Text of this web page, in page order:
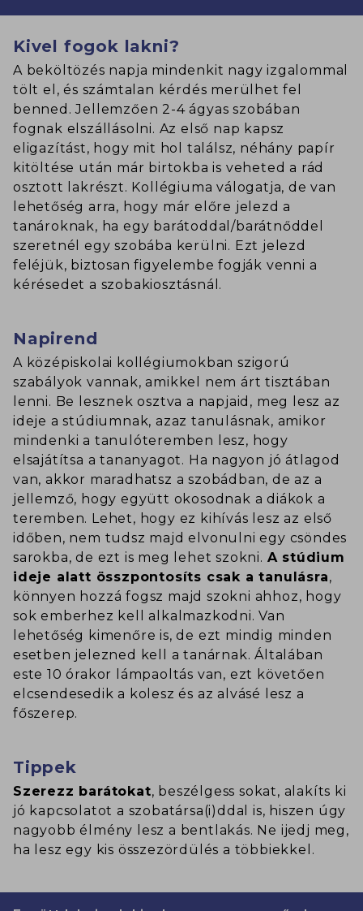
Kivel fogok lakni?
A beköltözés napja mindenkit nagy izgalommal
tölt el, és számtalan kérdés merülhet fel
benned. Jellemzően 2-4 ágyas szobában
fognak elszállásolni. Az első nap kapsz
eligazítást, hogy mit hol találsz, néhány papír
kitöltése után már birtokba is veheted a rád
osztott lakrészt. Kollégiuma válogatja, de van
lehetőség arra, hogy már előre jelezd a
tanároknak, ha egy barátoddal/barátnőddel
szeretnél egy szobába kerülni. Ezt jelezd
feléjük, biztosan figyelembe fogják venni a
kérésedet a szobakiosztásnál.
Napirend
A középiskolai kollégiumokban szigorú
szabályok vannak, amikkel nem árt tisztában
lenni. Be lesznek osztva a napjaid, meg lesz az
ideje a stúdiumnak, azaz tanulásnak, amikor
mindenki a tanulóteremben lesz, hogy
elsajátítsa a tananyagot. Ha nagyon jó átlagod
van, akkor maradhatsz a szobádban, de az a
jellemző, hogy együtt okosodnak a diákok a
teremben. Lehet, hogy ez kihívás lesz az első
időben, nem tudsz majd elvonulni egy csöndes
sarokba, de ezt is meg lehet szokni. A stúdium
ideje alatt összpontosíts csak a tanulásra,
könnyen hozzá fogsz majd szokni ahhoz, hogy
sok emberhez kell alkalmazkodni. Van
lehetőség kimenőre is, de ezt mindig minden
esetben jelezned kell a tanárnak. Általában
este 10 órakor lámpaoltás van, ezt követően
elcsendesedik a kolesz és az alvásé lesz a
főszerep.
Tippek
Szerezz barátokat, beszélgess sokat, alakíts ki
jó kapcsolatot a szobatársa(i)ddal is, hiszen úgy
nagyobb élmény lesz a bentlakás. Ne ijedj meg,
ha lesz egy kis összezördülés a többiekkel.